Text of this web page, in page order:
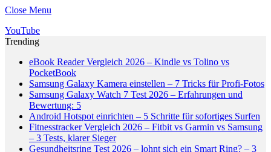
Close Menu
YouTube
Trending
eBook Reader Vergleich 2026 – Kindle vs Tolino vs
PocketBook
Samsung Galaxy Kamera einstellen – 7 Tricks für Profi-Fotos
Samsung Galaxy Watch 7 Test 2026 – Erfahrungen und
Bewertung: 5
Android Hotspot einrichten – 5 Schritte für sofortiges Surfen
Fitnesstracker Vergleich 2026 – Fitbit vs Garmin vs Samsung
– 3 Tests, klarer Sieger
Gesundheitsring Test 2026 – lohnt sich ein Smart Ring? – 3